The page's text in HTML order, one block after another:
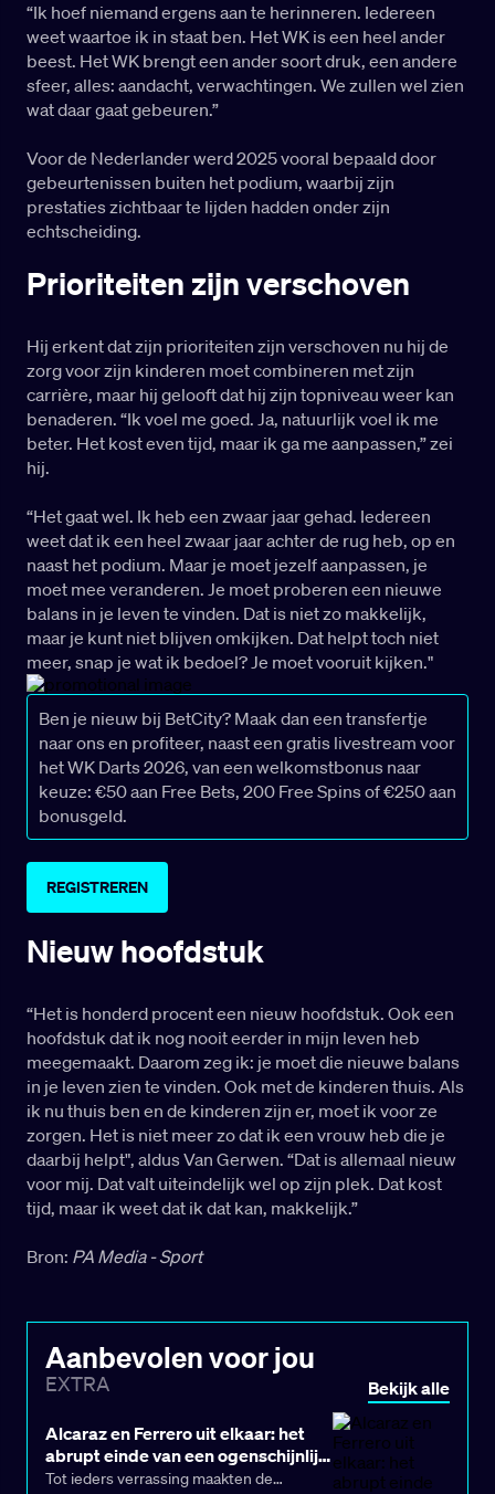
“Ik hoef niemand ergens aan te herinneren. Iedereen
weet waartoe ik in staat ben. Het WK is een heel ander
beest. Het WK brengt een ander soort druk, een andere
sfeer, alles: aandacht, verwachtingen. We zullen wel zien
wat daar gaat gebeuren.”
Voor de Nederlander werd 2025 vooral bepaald door
gebeurtenissen buiten het podium, waarbij zijn
prestaties zichtbaar te lijden hadden onder zijn
echtscheiding.
Prioriteiten zijn verschoven
Hij erkent dat zijn prioriteiten zijn verschoven nu hij de
zorg voor zijn kinderen moet combineren met zijn
carrière, maar hij gelooft dat hij zijn topniveau weer kan
benaderen. “Ik voel me goed. Ja, natuurlijk voel ik me
beter. Het kost even tijd, maar ik ga me aanpassen,” zei
hij.
“Het gaat wel. Ik heb een zwaar jaar gehad. Iedereen
weet dat ik een heel zwaar jaar achter de rug heb, op en
naast het podium. Maar je moet jezelf aanpassen, je
moet mee veranderen. Je moet proberen een nieuwe
balans in je leven te vinden. Dat is niet zo makkelijk,
maar je kunt niet blijven omkijken. Dat helpt toch niet
meer, snap je wat ik bedoel? Je moet vooruit kijken."
Ben je nieuw bij BetCity? Maak dan een transfertje
naar ons en profiteer, naast een gratis livestream voor
het WK Darts 2026, van een welkomstbonus naar
keuze: €50 aan Free Bets, 200 Free Spins of €250 aan
bonusgeld.
REGISTREREN
Nieuw hoofdstuk
“Het is honderd procent een nieuw hoofdstuk. Ook een
hoofdstuk dat ik nog nooit eerder in mijn leven heb
meegemaakt. Daarom zeg ik: je moet die nieuwe balans
in je leven zien te vinden. Ook met de kinderen thuis. Als
ik nu thuis ben en de kinderen zijn er, moet ik voor ze
zorgen. Het is niet meer zo dat ik een vrouw heb die je
daarbij helpt", aldus Van Gerwen. “Dat is allemaal nieuw
voor mij. Dat valt uiteindelijk wel op zijn plek. Dat kost
tijd, maar ik weet dat ik dat kan, makkelijk.”
Bron: PA Media - Sport
Aanbevolen voor jou
EXTRA Bekijk alle
Alcaraz en Ferrero uit elkaar: het
abrupt einde van een ogenschijnlijk
ideale samenwerking
Tot ieders verrassing maakten de